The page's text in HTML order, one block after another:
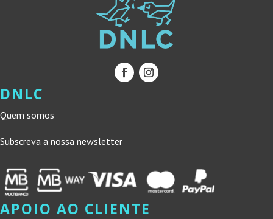
DNLC
Quem somos
Subscreva a nossa newsletter
APOIO AO CLIENTE